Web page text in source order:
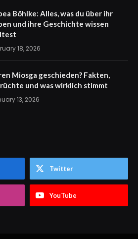
Böhlke: Alles, was du über ihr
und ihre Geschichte wissen
18, 2026
Miosga geschieden? Fakten,
und was wirklich stimmt
13, 2026
Twitter
YouTube